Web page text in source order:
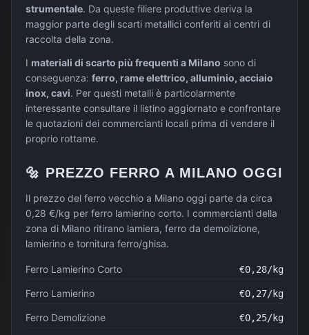
strumentale. Da queste filiere produttive deriva la
maggior parte degli scarti metallici conferiti ai centri di
raccolta della zona.
I materiali di scarto più frequenti a Milano sono di
conseguenza: ferro, rame elettrico, alluminio, acciaio
inox, cavi. Per questi metalli è particolarmente
interessante consultare il listino aggiornato e confrontare
le quotazioni dei commercianti locali prima di vendere il
proprio rottame.
🔩 PREZZO FERRO A MILANO OGGI
Il prezzo del ferro vecchio a Milano oggi parte da circa
0,28 €/kg per ferro lamierino corto. I commercianti della
zona di Milano ritirano lamiera, ferro da demolizione,
lamierino e tornitura ferro/ghisa.
Ferro Lamierino Corto €0,28/kg
Ferro Lamierino €0,27/kg
Ferro Demolizione €0,25/kg